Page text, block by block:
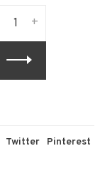
+
Twitter Pinterest